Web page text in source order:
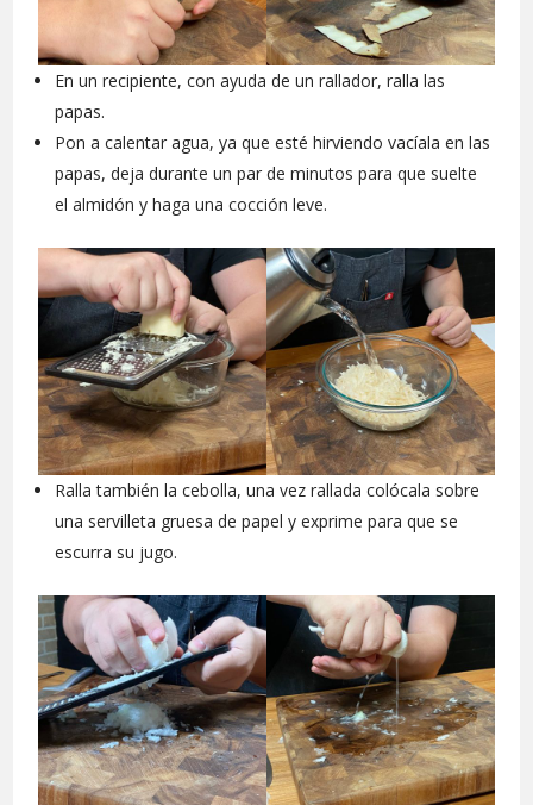
En un recipiente, con ayuda de un rallador, ralla las
papas.
Pon a calentar agua, ya que esté hirviendo vacíala en las
papas, deja durante un par de minutos para que suelte
el almidón y haga una cocción leve.
Ralla también la cebolla, una vez rallada colócala sobre
una servilleta gruesa de papel y exprime para que se
escurra su jugo.